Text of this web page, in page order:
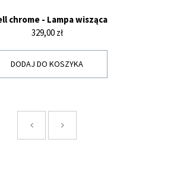
chrome - Lampa wisząca
Cena
329,00 zł
DODAJ DO KOSZYKA